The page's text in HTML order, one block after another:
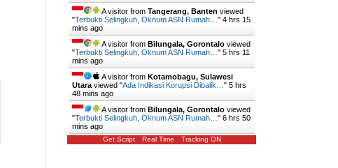
A visitor from Tangerang, Banten viewed
"Terbukti Selingkuh, Oknum ASN Rumah… " 4 hrs 15
mins ago
A visitor from Bilungala, Gorontalo viewed
"Terbukti Selingkuh, Oknum ASN Rumah… " 5 hrs 11
mins ago
A visitor from Kotamobagu, Sulawesi
Utara viewed "Ada Indikasi Korupsi Dibalik… " 5 hrs
48 mins ago
A visitor from Bilungala, Gorontalo viewed
"Terbukti Selingkuh, Oknum ASN Rumah… " 6 hrs 50
mins ago
Get Script Real Time Tracking ON